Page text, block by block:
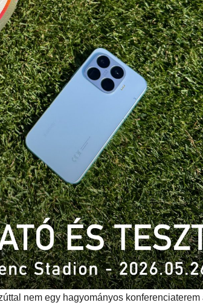
nem egy hagyományos konferenciaterem
UTAZÁS
az
ÉTTEREM
Déli
teszt